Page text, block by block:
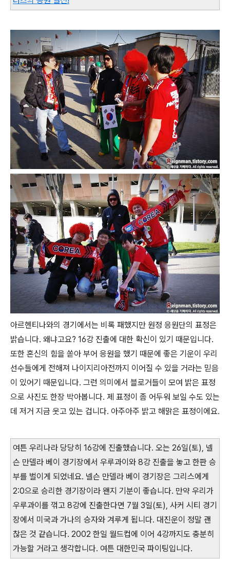
아르헨티나와의 경기에서는 비록 패했지만 원정 응원단의 표정은
밝습니다. 왜냐고요? 16강 진출에 대한 확신이 있기 때문입니다.
또한 혼신의 힘을 쏟아 부어 응원을 했기 때문에 좋은 기운이 우리
선수들에게 전해져 나이지리아전까지 이어질 수 있을 거라는 믿음
이 있어기 때문입니다. 그런 의미에서 블로거들이 모여 밝은 표정
으로 사진도 한장 박아봅니다. 제 표정이 좀 어두워 보일 수도 있는
데 저거 지금 웃고 있는 겁니다. 아주아주 밝고 해맑은 표정이에요.
여튼 우리나라 당당히 16강에 진출했습니다. 오는 26일(토), 넬
슨 만델라 베이 경기장에서 우루과이와 8강 진출을 놓고 한판 승
부를 벌이게 되었네요. 넬슨 만델라 베이 경기장은 그리스에게
2:0으로 승리한 경기장이라 왠지 기분이 좋습니다. 만약 우리가
우루과이를 꺾고 8강에 진출한다면 7월 3일(토), 사커 시티 경기
장에서 미국과 가나의 승자와 겨루게 됩니다. 대진운이 정말 괜
찮은 것 같습니다. 2002 한일 월드컵에 이어 4강까지도 충분히
가능할 거라고 생각합니다. 여튼 대한민국 파이팅입니다.